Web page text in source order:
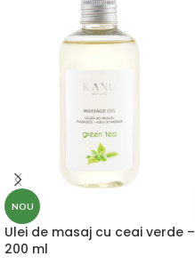
NOU
Ulei de masaj cu ceai verde –
200 ml